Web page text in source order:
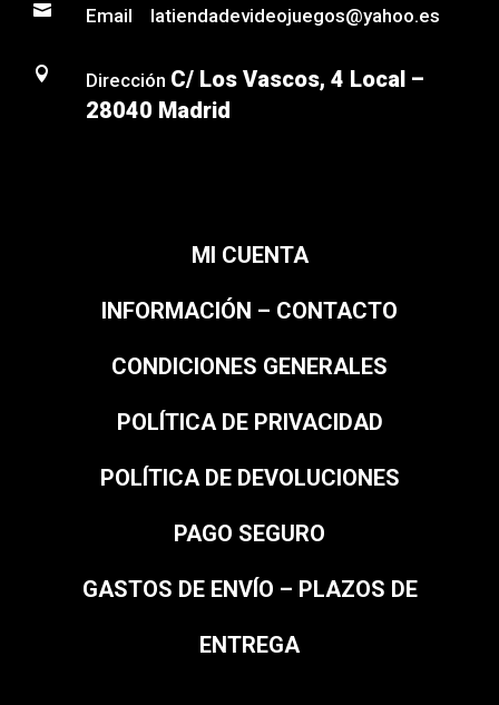
 Email latiendadevideojuegos@yahoo.es
 Dirección C/ Los Vascos, 4 Local –
28040 Madrid
MI CUENTA
INFORMACIÓN – CONTACTO
CONDICIONES GENERALES
POLÍTICA DE PRIVACIDAD
POLÍTICA DE DEVOLUCIONES
PAGO SEGURO
GASTOS DE ENVÍO – PLAZOS DE
ENTREGA